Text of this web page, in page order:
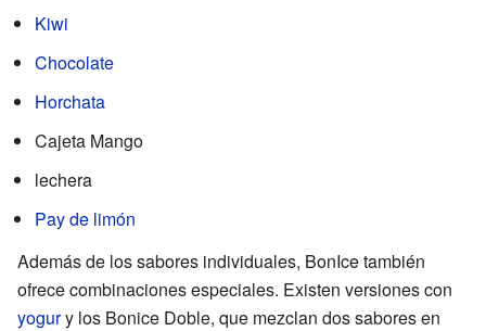
Kiwi
Chocolate
Horchata
Cajeta Mango
lechera
Pay de limón
Además de los sabores individuales, BonIce también
ofrece combinaciones especiales. Existen versiones con
yogury los Bonice Doble, que mezclan dos sabores en